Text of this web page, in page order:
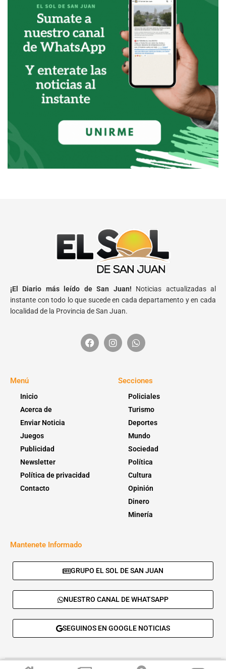
¡El Diario más leído de San Juan! Noticias actualizadas al
instante con todo lo que sucede en cada departamento y en cada
localidad de la Provincia de San Juan.
Menú
Inicio
Acerca de
Enviar Noticia
Juegos
Publicidad
Newsletter
Política de privacidad
Contacto
Secciones
Policiales
Turismo
Deportes
Mundo
Sociedad
Política
Cultura
Opinión
Dinero
Minería
Mantenete Informado
GRUPO EL SOL DE SAN JUAN
NUESTRO CANAL DE WHATSAPP
SEGUINOS EN GOOGLE NOTICIAS